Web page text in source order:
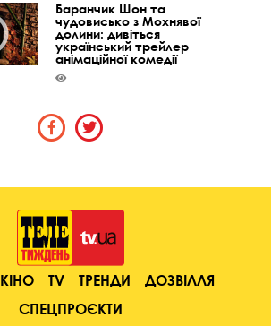
Баранчик Шон та
чудовисько з Мохнявої
долини: дивіться
український трейлер
анімаційної комедії
КІНО TV ТРЕНДИ
ДОЗВІЛЛЯ
СПЕЦПРОЄКТИ